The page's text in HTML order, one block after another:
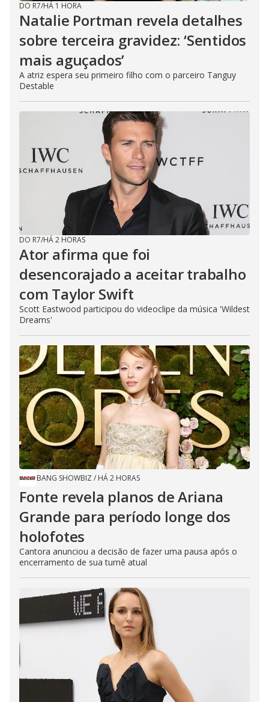
DO R7/HÁ 1 HORA
Natalie Portman revela detalhes
sobre terceira gravidez: ‘Sentidos
mais aguçados’
A atriz espera seu primeiro filho com o parceiro Tanguy
Destable
DO R7/HÁ 2 HORAS
Ator afirma que foi
desencorajado a aceitar trabalho
com Taylor Swift
Scott Eastwood participou do videoclipe da música 'Wildest
Dreams'
BANG SHOWBIZ / HÁ 2 HORAS
Fonte revela planos de Ariana
Grande para período longe dos
holofotes
Cantora anunciou a decisão de fazer uma pausa após o
encerramento de sua turnê atual